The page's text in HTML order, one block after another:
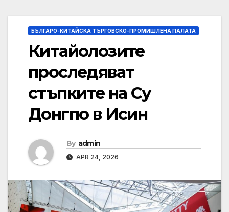
БЪЛГАРО-КИТАЙСКА ТЪРГОВСКО-ПРОМИШЛЕНА ПАЛАТА
Китайолозите
проследяват
стъпките на Су
Донгпо в Исин
By admin
APR 24, 2026